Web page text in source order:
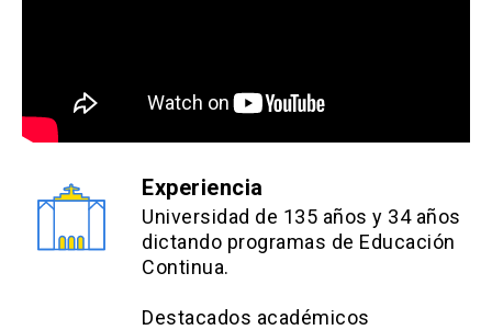
Experiencia
Universidad de 135 años y 34 años
dictando programas de Educación
Continua.
Destacados académicos